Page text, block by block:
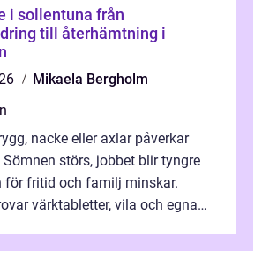
sollentuna från
till återhämtning i
Mikaela Bergholm
nacke eller axlar påverkar
Sömnen störs, jobbet blir tyngre
för fritid och familj minskar.
värktabletter, vila och egna